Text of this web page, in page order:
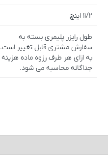
11/2 اینچ
طول رایزر پلیمری بسته به
سفارش مشتری قابل تغییر است.
به ازای هر طرف رزوه ماده هزینه
جداگانه محاسبه می شود.